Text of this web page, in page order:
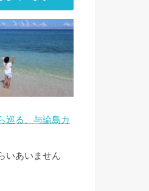
巡る、与論島カ
いあいません